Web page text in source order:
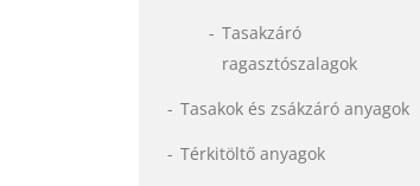
Tasakzáró
ragasztószalagok
Tasakok és zsákzáró anyagok
Térkitöltő anyagok